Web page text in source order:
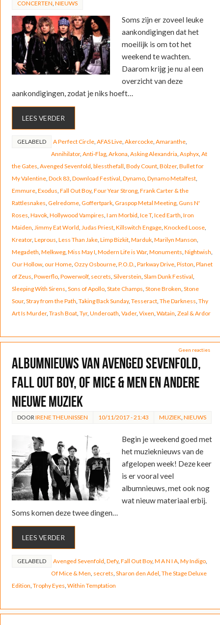
CONCERTEN NIEUWS
Soms zijn er zoveel leuke
aankondigingen dat het
moeilijk is om tot het
weekend te wachten.
Daarom krijg je nu al een
overzicht van deze
aankondigingen, zodat je niks hoeft…
LEES VERDER
GELABELD A Perfect Circle, AFAS Live, Akercocke, Amaranthe,
Annihilator, Anti-Flag, Arkona Asking Alexandria Asphyx, At
the Gates Avenged Sevenfold blessthefall Body Count, Bölzer, Bullet for
My Valentine, Dock 83 Download Festival Dynamo, Dynamo Metalfest,
Emmure, Exodus Fall Out Boy, Four Year Strong, Frank Carter & the
Rattlesnakes Gelredome, Goffertpark, Graspop Metal Meeting, Guns N'
Roses Havok, Hollywood Vampires I am Morbid Ice T, Iced Earth Iron
Maiden Jimmy Eat World Judas Priest, Killswitch Engage, Knocked Loose,
Kreator, Leprous Less Than Jake, Limp Bizkit, Marduk, Marilyn Manson
Megadeth Melkweg, Miss May I Modern Life is War, Monuments Nightwish
Our Hollow, our Home, Ozzy Osbourne, P.O.D. Parkway Drive, Piston Planet
of Zeus Powerflo, Powerwolf, secrets Silverstein Slam Dunk Festival
Sleeping With Sirens Sons of Apollo, State Champs Stone Broken Stone
Sour, Stray from the Path Taking Back Sunday, Tesseract, The Darkness Thy
Art Is Murder, Trash Boat, Tyr, Underoath Vader, Vixen Watain Zeal & Ardor
Geen reacties
Albumnieuws van Avenged Sevenfold,
Fall Out Boy, Of Mice & Men en andere
nieuwe muziek
DOOR IRENE THEUNISSEN 10/11/2017 - 21:43 MUZIEK NIEUWS
Begin je weekend goed met
het muzieknieuws van de
afgelopen week! Deze keer
is er vooral veel
albumnieuws, met ook nog
wat nieuw materiaal erbij.
Soms komen deze twee dingen…
LEES VERDER
GELABELD Avenged Sevenfold Defy, Fall Out Boy, M A N I A, My Indigo,
Of Mice & Men secrets Sharon den Adel The Stage Deluxe
Edition Trophy Eyes Within Temptation